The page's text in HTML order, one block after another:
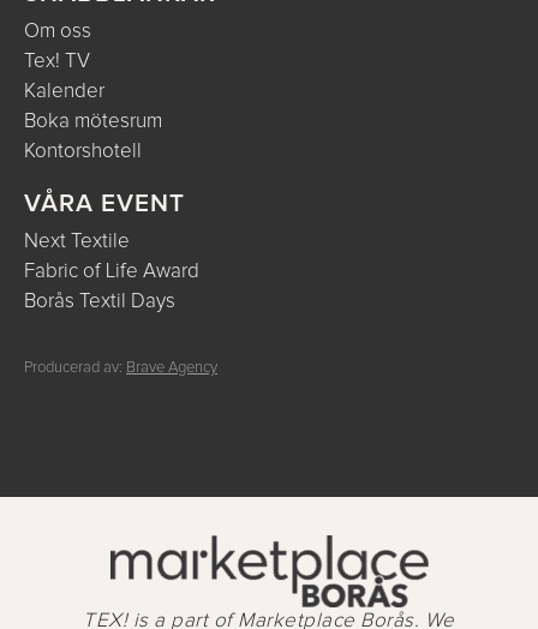
Om oss
Tex! TV
Kalender
Boka mötesrum
Kontorshotell
VÅRA EVENT
Next Textile
Fabric of Life Award
Borås Textil Days
Producerad av: Brave Agency
TEX! is a part of Marketplace Borås. We